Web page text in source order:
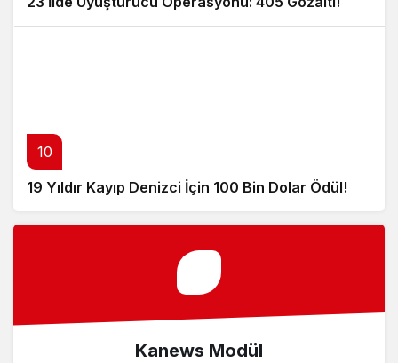
10
19 Yıldır Kayıp Denizci İçin 100 Bin Dolar Ödül!
Kanews Modül